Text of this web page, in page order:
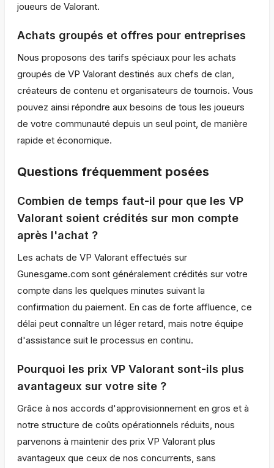
joueurs de Valorant.
Achats groupés et offres pour entreprises
Nous proposons des tarifs spéciaux pour les achats
groupés de VP Valorant destinés aux chefs de clan,
créateurs de contenu et organisateurs de tournois. Vous
pouvez ainsi répondre aux besoins de tous les joueurs
de votre communauté depuis un seul point, de manière
rapide et économique.
Questions fréquemment posées
Combien de temps faut-il pour que les VP
Valorant soient crédités sur mon compte
après l'achat ?
Les achats de VP Valorant effectués sur
Gunesgame.com sont généralement crédités sur votre
compte dans les quelques minutes suivant la
confirmation du paiement. En cas de forte affluence, ce
délai peut connaître un léger retard, mais notre équipe
d'assistance suit le processus en continu.
Pourquoi les prix VP Valorant sont-ils plus
avantageux sur votre site ?
Grâce à nos accords d'approvisionnement en gros et à
notre structure de coûts opérationnels réduits, nous
parvenons à maintenir des prix VP Valorant plus
avantageux que ceux de nos concurrents, sans